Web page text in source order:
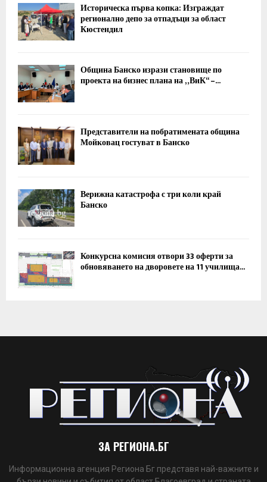
Историческа първа копка: Изграждат
регионално депо за отпадъци за област
Кюстендил
Община Банско изрази становище по
проекта на бизнес плана на „ВиК“ –...
Представители на побратимената община
Мойковац гостуват в Банско
Верижна катастрофа с три коли край
Банско
Конкурсна комисия отвори 33 оферти за
обновяването на дворовете на 11 училища...
ЗА РЕГИОНА.БГ
Информационна агенция Региона Бг представя най-важните и